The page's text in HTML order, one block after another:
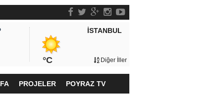
İSTANBUL
°C Diğer İller
PROJELER POYRAZ TV